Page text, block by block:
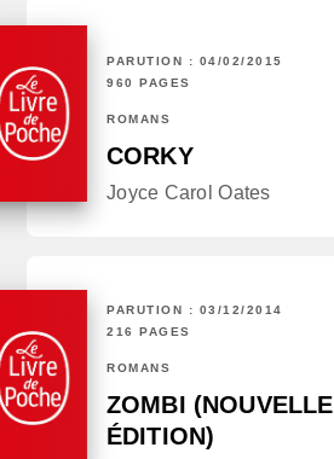
PARUTION : 04/02/2015
960 PAGES
ROMANS
CORKY
Joyce Carol Oates
PARUTION : 03/12/2014
216 PAGES
ROMANS
ZOMBI (NOUVELLE
ÉDITION)